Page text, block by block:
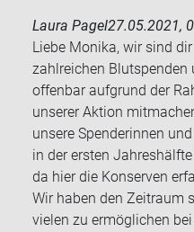
Laura Pagel27.05.2021,
Liebe Monika, wir sind
zahlreichen Blutspenden
offenbar aufgrund der
unserer Aktion
unsere Spenderinnen
in der ersten
da hier die Konserven
Wir haben den Zeitraum
vielen zu ermöglichen